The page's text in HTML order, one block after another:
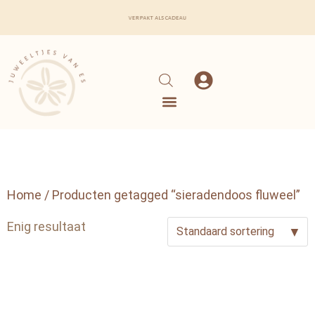
verpakt als cadeau
Home / Producten getagged “sieradendoos fluweel”
Enig resultaat